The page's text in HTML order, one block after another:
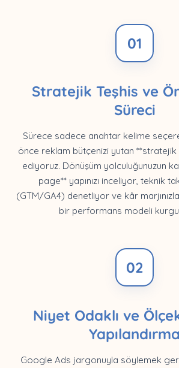
01
Stratejik Teşhis ve
Süreci
Sürece sadece anahtar kelime
önce reklam bütçenizi yutan **stratejik
ediyoruz. Dönüşüm yolculuğunuzun
page** yapınızı inceliyor, teknik
(GTM/GA4) denetliyor ve kâr
bir performans modeli
02
Niyet Odaklı ve
Yapılandırma
Google Ads jargonuyla söylemek